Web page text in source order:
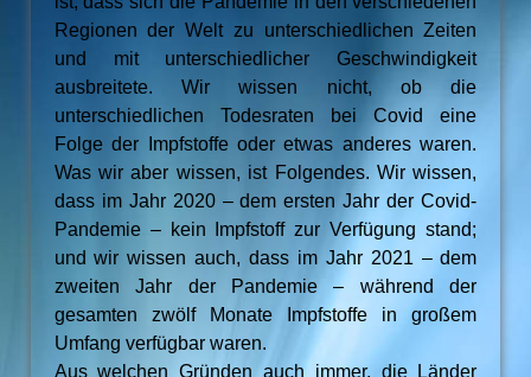
Regionen der Welt zu unterschiedlichen Zeiten
und mit unterschiedlicher Geschwindigkeit
ausbreitete. Wir wissen nicht, ob die
unterschiedlichen Todesraten bei Covid eine
Folge der Impfstoffe oder etwas anderes waren.
Was wir aber wissen, ist Folgendes. Wir wissen,
dass im Jahr 2020 – dem ersten Jahr der Covid-
Pandemie – kein Impfstoff zur Verfügung stand;
und wir wissen auch, dass im Jahr 2021 – dem
zweiten Jahr der Pandemie – während der
gesamten zwölf Monate Impfstoffe in großem
Umfang verfügbar waren.
Aus welchen Gründen auch immer, die Länder